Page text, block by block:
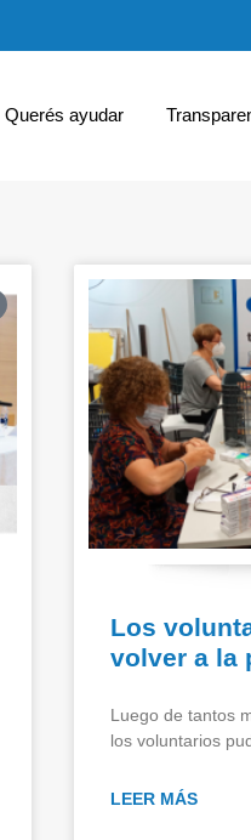
Querés ayudar
Los
volver a la
Luego de tantos
los voluntarios
LEER MÁS